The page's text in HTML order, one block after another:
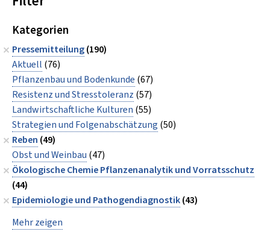
Kategorien
Pressemitteilung(190)
Aktuell (76)
Pflanzenbau und Bodenkunde (67)
Resistenz und Stresstoleranz (57)
Landwirtschaftliche Kulturen (55)
Strategien und Folgenabschätzung (50)
Reben (49)
Obst und Weinbau (47)
Ökologische Chemie Pflanzenanalytik und Vorratsschutz
(44)
Epidemiologie und Pathogendiagnostik(43)
Mehr zeigen